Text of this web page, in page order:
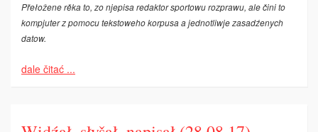
Přełožene rěka to, zo njepisa redaktor sportowu rozprawu, ale čini to
kompjuter z pomocu tekstoweho korpusa a jednotliwje zasadźenych
datow.
dale čitać ...